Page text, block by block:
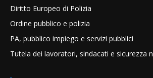
Diritto Europeo di Polizia
Ordine pubblico e polizia
PA, pubblico impiego e servizi pubblici
Tutela dei lavoratori, sindacati e sicurezza